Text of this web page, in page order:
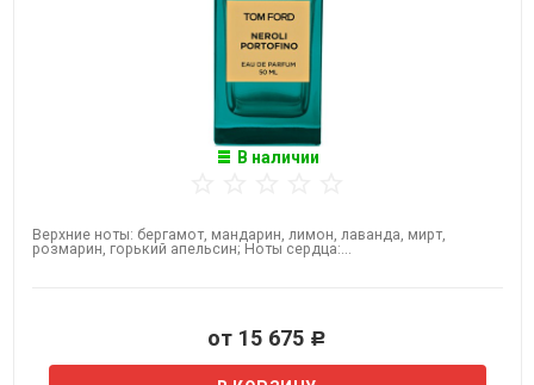
В наличии
Верхние ноты: бергамот, мандарин, лимон, лаванда, мирт,
розмарин, горький апельсин; Ноты сердца:...
от 15 675 Р